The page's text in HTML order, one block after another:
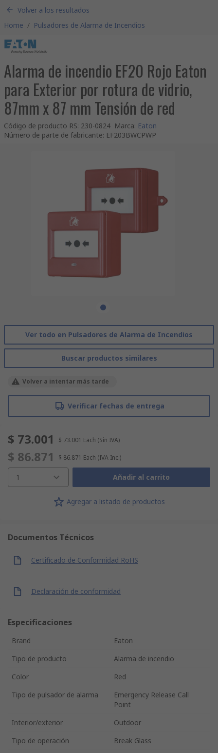
Volver a los resultados
Home / Pulsadores de Alarma de Incendios
Alarma de incendio EF20 Rojo Eaton
para Exterior por rotura de vidrio,
87mm x 87 mm Tensión de red
Código de producto RS: 230-0824 Marca: Eaton
Número de parte de fabricante: EF203BWCPWP
Ver todo en Pulsadores de Alarma de Incendios
Buscar productos similares
Volver a intentar más tarde
Verificar fechas de entrega
$ 73.001 $ 73.001 Each (Sin IVA)
$ 86.871 $ 86.871 Each (IVA Inc.)
1 Añadir al carrito
Agregar a listado de productos
Documentos Técnicos
Certificado de Conformidad RoHS
Declaración de conformidad
Especificaciones
Brand
Eaton
Tipo de producto
Alarma de incendio
Color
Red
Tipo de pulsador de alarma
Emergency Release Call
Point
Interior/exterior
Outdoor
Tipo de operación
Break Glass